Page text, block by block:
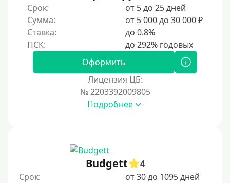
Без прописки
Без регистрации
С временной регистрацией
Без подтверждения личности
Пенсионерам до 70 лет
Пенсионерам до 85 лет
Безработным
Срок:
от 5 до 25 дней
Сумма:
от 5 000 до 30 000 ₽
Ставка:
до 0.8%
Оформить
Лицензия ЦБ:
№ 2203392009805
Подробнее
Budgett
4
Срок:
от 30 до 1095 дней